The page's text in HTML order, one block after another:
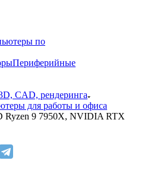
по
Периферийные
CAD, рендеринга
для работы и офиса
Ryzen 9 7950X, NVIDIA RTX